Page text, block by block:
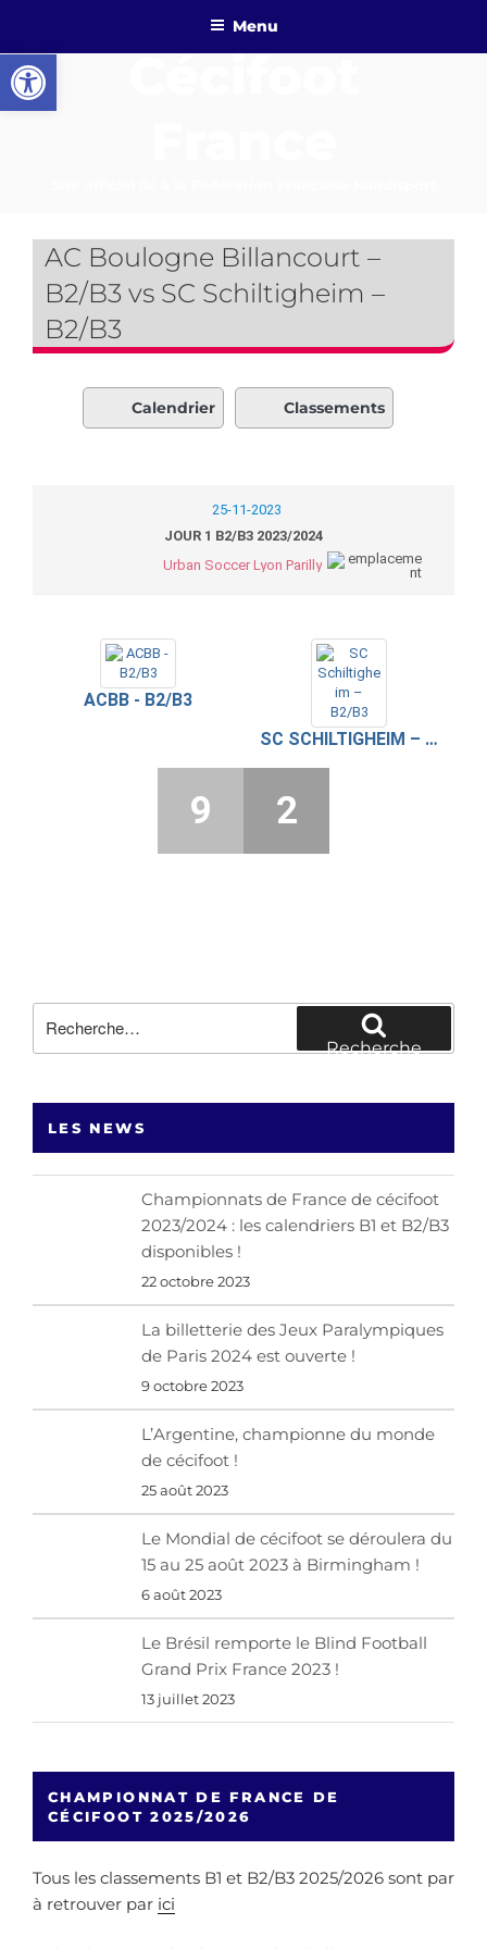
contenu
principal
Menu
AC Boulogne Billancourt –
B2/B3 vs SC Schiltigheim –
B2/B3
Calendrier Classements
25-11-2023
JOUR 1 B2/B3 2023/2024
Urban Soccer Lyon Parilly
ACBB - B2/B3
SC SCHILTIGHEIM – B2/B3
9 2
pour
Recherche
LES NEWS
Championnats de France de cécifoot
2023/2024 : les calendriers B1 et B2/B3
disponibles !
22 octobre 2023
La billetterie des Jeux Paralympiques
de Paris 2024 est ouverte !
9 octobre 2023
L’Argentine, championne du monde
de cécifoot !
25 août 2023
Le Mondial de cécifoot se déroulera du
15 au 25 août 2023 à Birmingham !
6 août 2023
Le Brésil remporte le Blind Football
Grand Prix France 2023 !
13 juillet 2023
CHAMPIONNAT DE FRANCE DE
CÉCIFOOT 2025/2026
Tous les classements B1 et B2/B3 2025/2026 sont par
à retrouver par ici
Ouvrir la barre d’outils